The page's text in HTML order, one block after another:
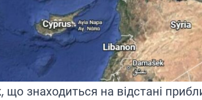
що знаходиться на відстані